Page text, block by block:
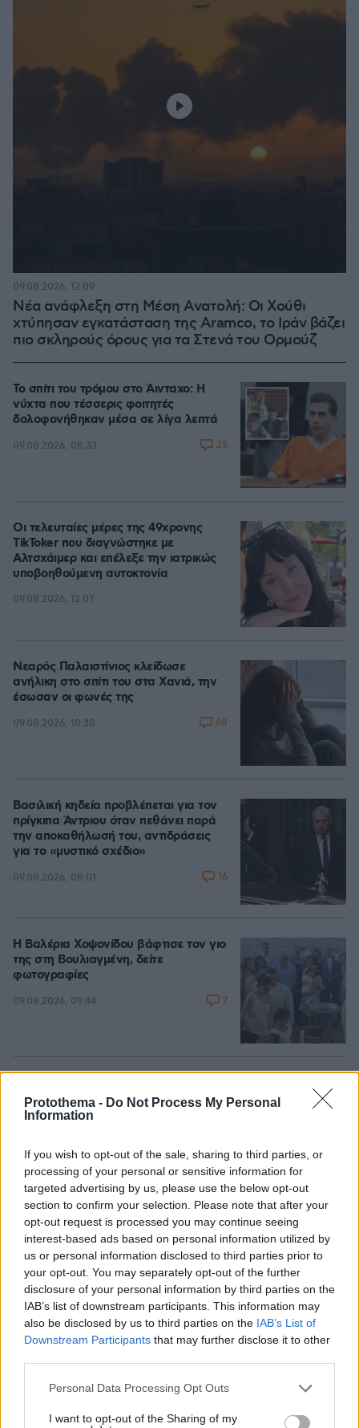
Protothema - Do Not Process My Personal
Information
If you wish to opt-out of the sale, sharing to third parties, or
processing of your personal or sensitive information for
targeted advertising by us, please use the below opt-out
section to confirm your selection. Please note that after your
opt-out request is processed you may continue seeing
interest-based ads based on personal information utilized by
us or personal information disclosed to third parties prior to
your opt-out. You may separately opt-out of the further
disclosure of your personal information by third parties on the
IAB’s list of downstream participants. This information may
also be disclosed by us to third parties on the IAB’s List of
Downstream Participants that may further disclose it to other
Please note that this website/app uses one or more Google
not limited to your visit or usage behaviour. You may click to
Personal Data Processing Opt Outs
I want to opt-out of the Sharing of my
Νέα ανάφλεξη στη Μέση Ανατολή: Οι Χούθι
χτύπησαν εγκατάσταση της Aramco, το Ιράν βάζει
πιο σκληρούς όρους για τα Στενά του Ορμούζ
09.08.2026, 12:09
Το σπίτι του τρόμου στο Άινταχο: Η
νύχτα που τέσσερις φοιτητές
δολοφονήθηκαν μέσα σε λίγα λεπτά
09.08.2026, 08:33 25
Οι τελευταίες μέρες της 49χρονης
TikToker που διαγνώστηκε με
Αλτσχάιμερ και επέλεξε την ιατρικώς
υποβοηθούμενη αυτοκτονία
09.08.2026, 12:07
Νεαρός Παλαιστίνιος κλείδωσε
ανήλικη στο σπίτι του στα Χανιά, την
έσωσαν οι φωνές της
09.08.2026, 10:38 68
Βασιλική κηδεία προβλέπεται για τον
πρίγκιπα Άντριου όταν πεθάνει παρά
την αποκαθήλωσή του, αντιδράσεις
για το «μυστικό σχέδιο»
09.08.2026, 08:01 16
Η Βαλέρια Χοψονίδου βάφτισε τον γιο
της στη Βουλιαγμένη, δείτε
φωτογραφίες
09.08.2026, 09:44 7
μπουκάλια στη Λέσβο - A Promise to
Animals: «Όταν η κριτική σε ένα έθιμο
09.08.2026, 11:37 32
Games
Cut The Rope